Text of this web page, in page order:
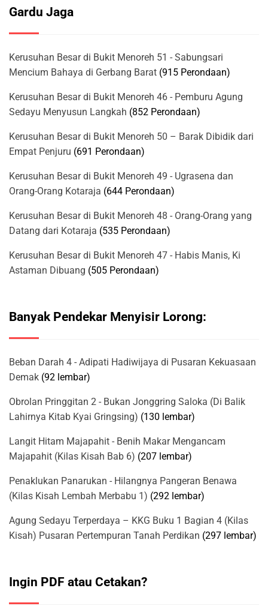
Gardu Jaga
Kerusuhan Besar di Bukit Menoreh 51 - Sabungsari
Mencium Bahaya di Gerbang Barat (915 Perondaan)
Kerusuhan Besar di Bukit Menoreh 46 - Pemburu Agung
Sedayu Menyusun Langkah (852 Perondaan)
Kerusuhan Besar di Bukit Menoreh 50 – Barak Dibidik dari
Empat Penjuru (691 Perondaan)
Kerusuhan Besar di Bukit Menoreh 49 - Ugrasena dan
Orang-Orang Kotaraja (644 Perondaan)
Kerusuhan Besar di Bukit Menoreh 48 - Orang-Orang yang
Datang dari Kotaraja (535 Perondaan)
Kerusuhan Besar di Bukit Menoreh 47 - Habis Manis, Ki
Astaman Dibuang (505 Perondaan)
Banyak Pendekar Menyisir Lorong:
Beban Darah 4 - Adipati Hadiwijaya di Pusaran Kekuasaan
Demak (92 lembar)
Obrolan Pringgitan 2 - Bukan Jonggring Saloka (Di Balik
Lahirnya Kitab Kyai Gringsing) (130 lembar)
Langit Hitam Majapahit - Benih Makar Mengancam
Majapahit (Kilas Kisah Bab 6) (207 lembar)
Penaklukan Panarukan - Hilangnya Pangeran Benawa
(Kilas Kisah Lembah Merbabu 1) (292 lembar)
Agung Sedayu Terperdaya – KKG Buku 1 Bagian 4 (Kilas
Kisah) Pusaran Pertempuran Tanah Perdikan (297 lembar)
Ingin PDF atau Cetakan?